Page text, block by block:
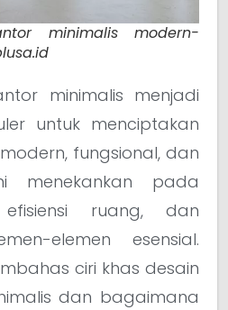
minimalis modern-
minimalis menjadi
untuk menciptakan
fungsional, dan
menekankan pada
efisiensi ruang, dan
elemen esensial.
ciri khas desain
dan bagaimana